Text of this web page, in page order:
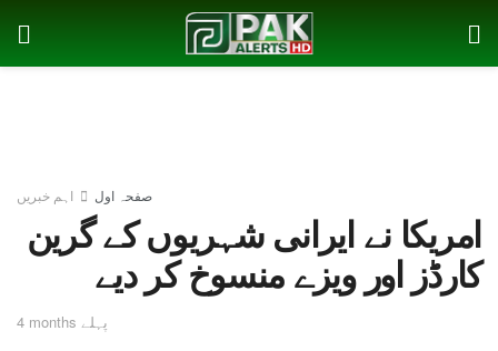
صفحہ اول اہم خبریں
امریکا نے ایرانی شہریوں کے گرین
کارڈز اور ویزے منسوخ کر دیے
4 months پہلے